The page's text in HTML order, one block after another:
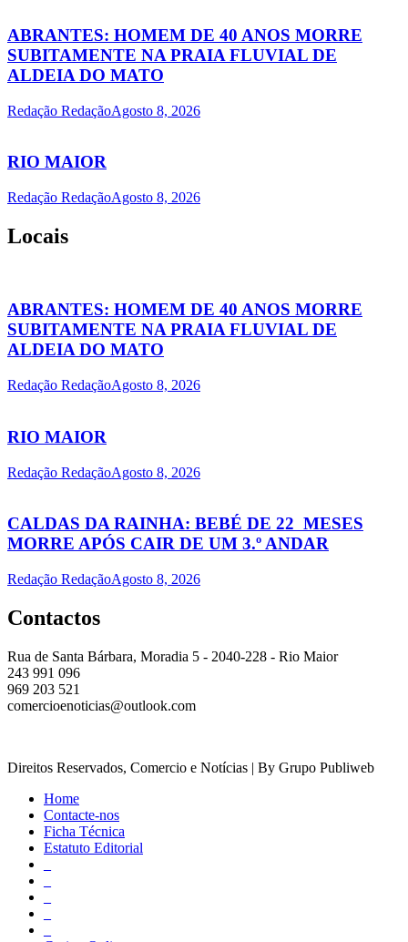
ABRANTES: HOMEM DE 40 ANOS MORRE
SUBITAMENTE NA PRAIA FLUVIAL DE
ALDEIA DO MATO
Redação RedaçãoAgosto 8, 2026
RIO MAIOR
Redação RedaçãoAgosto 8, 2026
Locais
ABRANTES: HOMEM DE 40 ANOS MORRE
SUBITAMENTE NA PRAIA FLUVIAL DE
ALDEIA DO MATO
Redação RedaçãoAgosto 8, 2026
RIO MAIOR
Redação RedaçãoAgosto 8, 2026
CALDAS DA RAINHA: BEBÉ DE 22 MESES
MORRE APÓS CAIR DE UM 3.º ANDAR
Redação RedaçãoAgosto 8, 2026
Contactos
Rua de Santa Bárbara, Moradia 5 - 2040-228 - Rio Maior
243 991 096
969 203 521
comercioenoticias@outlook.com
Direitos Reservados, Comercio e Notícias | By Grupo Publiweb
Home
Contacte-nos
Ficha Técnica
Estatuto Editorial